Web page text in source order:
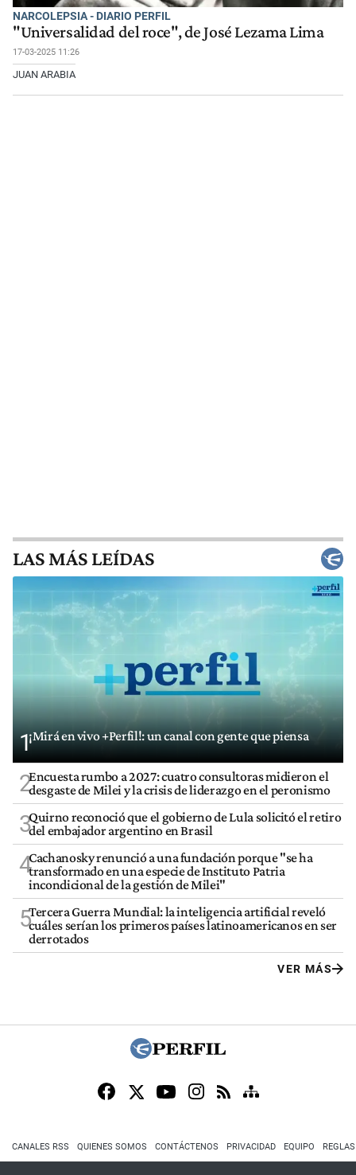
NARCOLEPSIA - DIARIO PERFIL
"Universalidad del roce", de José Lezama Lima
17-03-2025 11:26
JUAN ARABIA
LAS MÁS LEÍDAS
1¡Mirá en vivo +Perfil!: un canal con gente que piensa
2Encuesta rumbo a 2027: cuatro consultoras midieron el
desgaste de Milei y la crisis de liderazgo en el peronismo
3Quirno reconoció que el gobierno de Lula solicitó el retiro
del embajador argentino en Brasil
4Cachanosky renunció a una fundación porque "se ha
transformado en una especie de Instituto Patria
incondicional de la gestión de Milei"
5Tercera Guerra Mundial: la inteligencia artificial reveló
cuáles serían los primeros países latinoamericanos en ser
derrotados
VER MÁS
CANALES RSS QUIENES SOMOS CONTÁCTENOS PRIVACIDAD EQUIPO